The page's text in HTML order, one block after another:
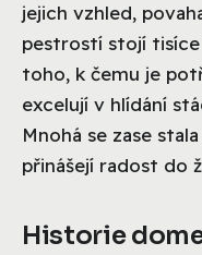
jejich vzhled,
pestrostí stojí
toho, k čemu je
excelují v hlídání
Mnohá se zase
přinášejí radost do
Historie